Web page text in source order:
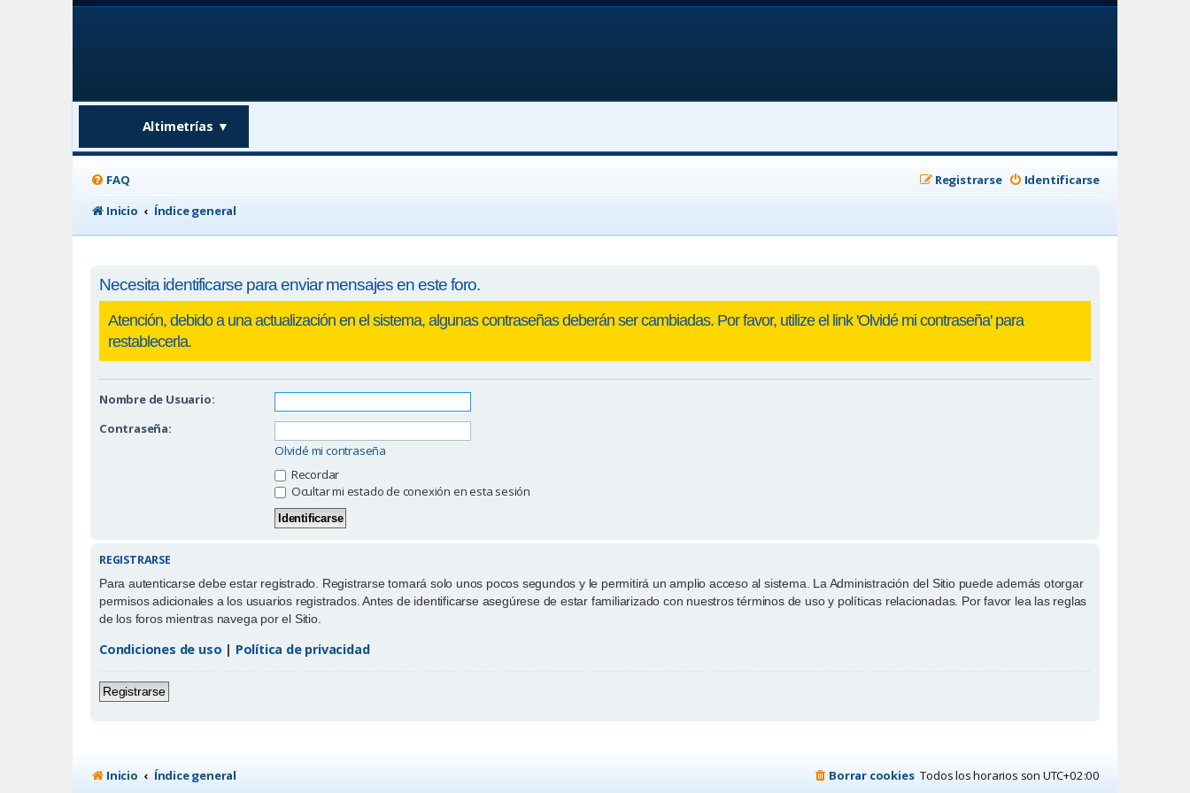
Altimetrías ▼
FAQ Identificarse
Registrarse
Inicio
Índice general
Necesita identificarse para enviar mensajes en este foro.
Nombre de Usuario:
Contraseña:
Olvidé mi contraseña
Recordar
Ocultar mi estado de conexión en esta sesión
REGISTRARSE
Para autenticarse debe estar registrado. Registrarse tomará solo unos pocos segundos y le permitirá un amplio acceso al sistema. La Administración del Sitio puede además otorgar
permisos adicionales a los usuarios registrados. Antes de identificarse asegúrese de estar familiarizado con nuestros términos de uso y políticas relacionadas. Por favor lea las reglas
de los foros mientras navega por el Sitio.
Condiciones de uso | Política de privacidad
Registrarse
Inicio Índice general Todos los horarios son UTC+02:00
Borrar cookies